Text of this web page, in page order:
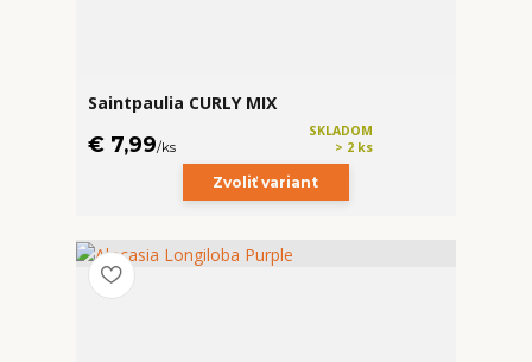
Saintpaulia CURLY MIX
€ 7,99/ks
SKLADOM
> 2 ks
Zvoliť variant